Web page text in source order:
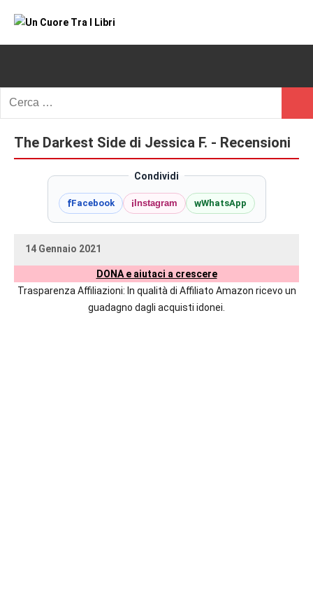
Un
Tra
I
Libri
romance
e
non
solo.
Recensioni,
anteprime,
prossime
maggiori
The Darkest Side di Jessica F. - Recensioni
Condividi
fFacebook i Instagram wWhatsApp
14 Gennaio 2021
DONA e aiutaci a crescere
Trasparenza Affiliazioni: In qualità di Affiliato Amazon ricevo un
guadagno dagli acquisti idonei.